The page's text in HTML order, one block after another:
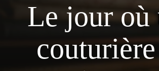
Le jour où